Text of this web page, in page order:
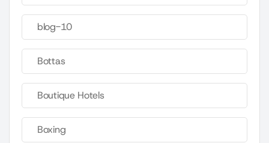
blog-10
Bottas
Boutique Hotels
Boxing